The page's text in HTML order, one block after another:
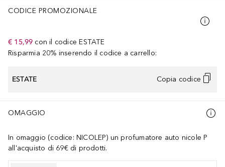
CODICE PROMOZIONALE
€ 15,99 con il codice ESTATE
Risparmia 20% inserendo il codice a carrello:
ESTATE Copia codice
OMAGGIO
In omaggio (codice: NICOLEP) un profumatore auto nicole P
all'acquisto di 69€ di prodotti.